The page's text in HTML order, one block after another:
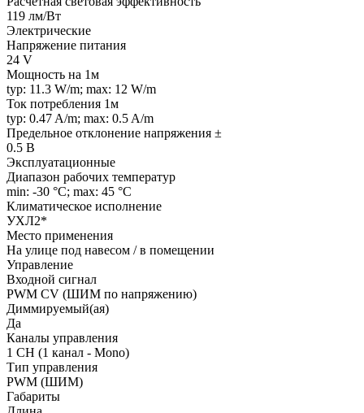
119 лм/Вт
Электрические
Напряжение питания
24 V
Мощность на 1м
typ: 11.3 W/m; max: 12 W/m
Ток потребления 1м
typ: 0.47 A/m; max: 0.5 A/m
Предельное отклонение напряжения ±
0.5 В
Эксплуатационные
Диапазон рабочих температур
min: -30 °C; max: 45 °C
Климатическое исполнение
УХЛ2*
Место применения
На улице под навесом / в помещении
Управление
Входной сигнал
PWM СV (ШИМ по напряжению)
Диммируемый(ая)
Да
Каналы управления
1 CH (1 канал - Mono)
Тип управления
PWM (ШИМ)
Габариты